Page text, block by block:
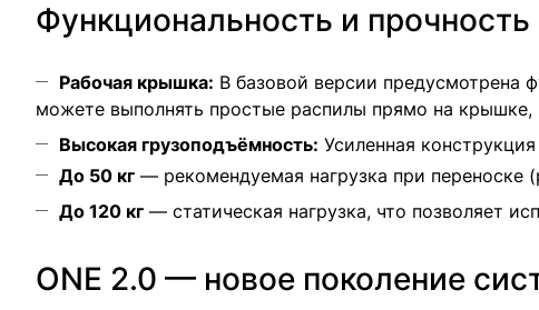
Функциональность и прочность
Рабочая крышка: В базовой версии предусмотрена
можете выполнять простые распилы прямо на крышке,
Высокая грузоподъёмность: Усиленная
До 50 кг — рекомендуемая нагрузка при переноске
До 120 кг — статическая нагрузка, что позволяет
ONE 2.0 — новое поколение